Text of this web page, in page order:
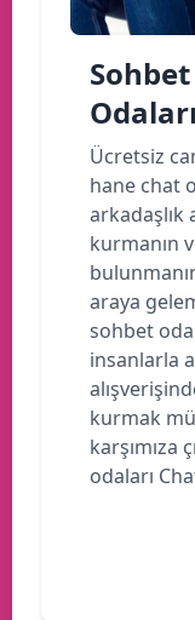
Ücretsiz
hane chat
arkadaşlık
kurmanın
araya
sohbet
insanlarla
kurmak
karşımıza
odaları